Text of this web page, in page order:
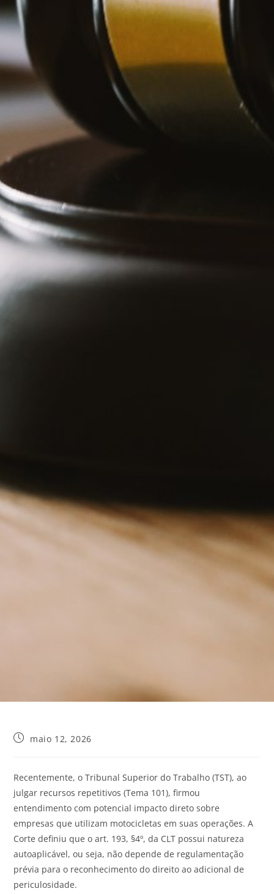
maio 12, 2026
Recentemente, o Tribunal Superior do Trabalho (TST), ao
julgar recursos repetitivos (Tema 101), firmou
entendimento com potencial impacto direto sobre
empresas que utilizam motocicletas em suas operações. A
Corte definiu que o art. 193, §4º, da CLT possui natureza
autoaplicável, ou seja, não depende de regulamentação
prévia para o reconhecimento do direito ao adicional de
periculosidade.